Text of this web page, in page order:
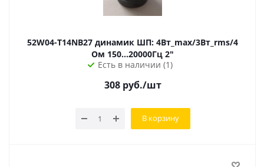
52W04-T14NB27 динамик ШП: 4Вт_max/3Вт_rms/4
Ом 150...20000Гц 2"
Есть в наличии (1)
308руб./шт
В корзину